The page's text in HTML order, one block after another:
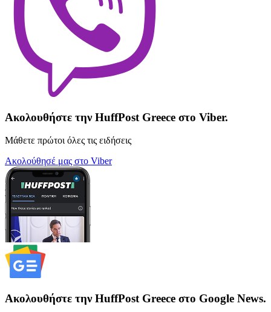
Ακολουθήστε την HuffPost Greece στο Viber.
Μάθετε πρώτοι όλες τις ειδήσεις
Ακολούθησέ μας στο Viber
Ακολουθήστε την HuffPost Greece στο Google News.